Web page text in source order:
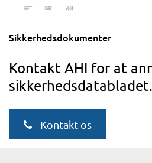
Sikkerhedsdokumenter
Kontakt AHI for at
sikkerhedsdatabladet.
Kontakt os